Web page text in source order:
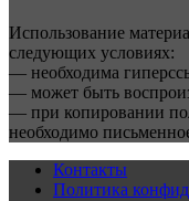
Использование
следующих условиях:
— необходима
— может быть
— при копировании
необходимо
Контакты
Политика